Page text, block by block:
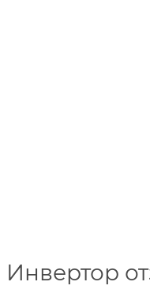
Инвертор